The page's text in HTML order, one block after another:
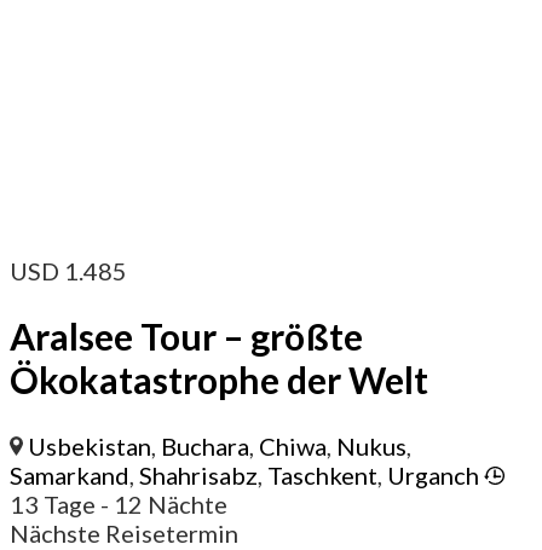
USD 1.485
Aralsee Tour – größte
Ökokatastrophe der Welt
Usbekistan, Buchara, Chiwa, Nukus,
Samarkand, Shahrisabz, Taschkent, Urganch
13 Tage - 12 Nächte
Nächste Reisetermin